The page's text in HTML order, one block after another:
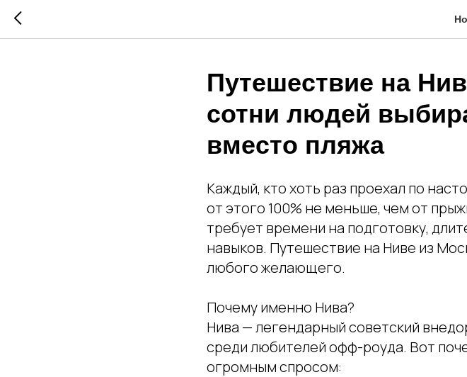
Путешествие на
сотни людей
вместо пляжа
Каждый, кто хоть раз проехал по
от этого 100% не меньше, чем от
требует времени на подготовку,
навыков. Путешествие на Ниве из
любого желающего.
Почему именно Нива?
Нива — легендарный советский
среди любителей офф-роуда. Вот
огромным спросом: